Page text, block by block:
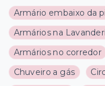
Armário embaixo da
Armários na
Armários no corredor
Chuveiro a gás